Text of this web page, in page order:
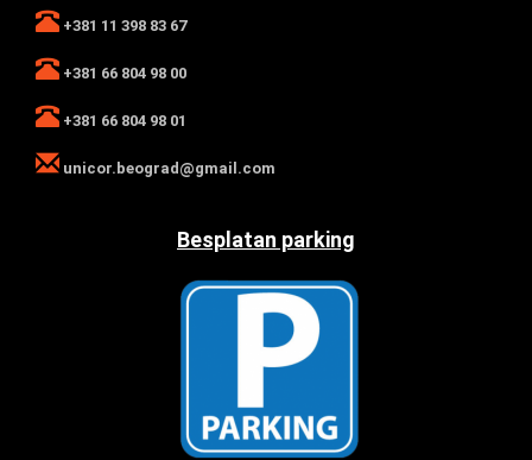
+381 11 398 83 67
+381 66 804 98 00
+381 66 804 98 01
unicor.beograd@gmail.com
Besplatan parking